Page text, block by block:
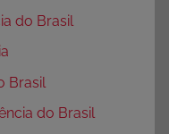
do Brasil
Brasil
do Brasil